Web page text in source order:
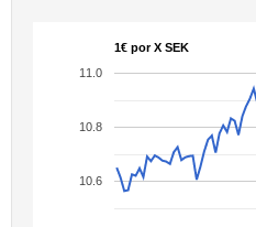
1€ por X SEK
10.6
10.8
11.0